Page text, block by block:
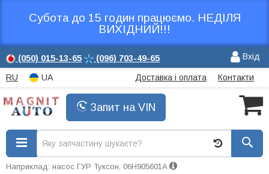
Субота до 15 годин працюємо. НЕДІЛЯ
ВИХІДНИЙ!!!
(050) 015-13-65 (096) 703-49-65 Вхід
RU UA Доставка і оплата Контакти
Запит на VIN
Наприклад: насос ГУР Туксон, 06H905601A